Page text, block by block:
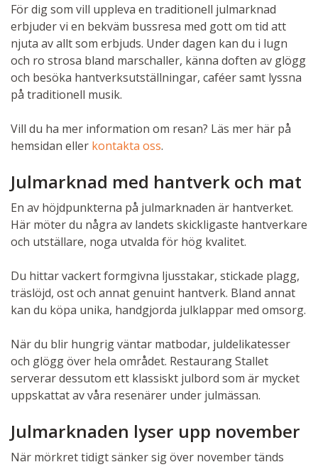
För dig som vill uppleva en traditionell julmarknad
erbjuder vi en bekväm bussresa med gott om tid att
njuta av allt som erbjuds. Under dagen kan du i lugn
och ro strosa bland marschaller, känna doften av glögg
och besöka hantverksutställningar, caféer samt lyssna
på traditionell musik.
Vill du ha mer information om resan? Läs mer här på
hemsidan eller kontakta oss.
Julmarknad med hantverk och mat
En av höjdpunkterna på julmarknaden är hantverket.
Här möter du några av landets skickligaste hantverkare
och utställare, noga utvalda för hög kvalitet.
Du hittar vackert formgivna ljusstakar, stickade plagg,
träslöjd, ost och annat genuint hantverk. Bland annat
kan du köpa unika, handgjorda julklappar med omsorg.
När du blir hungrig väntar matbodar, juldelikatesser
och glögg över hela området. Restaurang Stallet
serverar dessutom ett klassiskt julbord som är mycket
uppskattat av våra resenärer under julmässan.
Julmarknaden lyser upp november
När mörkret tidigt sänker sig över november tänds